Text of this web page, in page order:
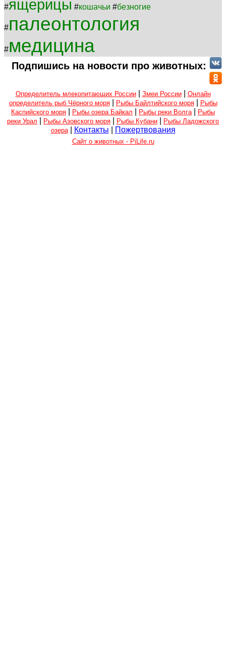
#ящерицы #кошачьи #безногие
#палеонтология
#медицина
Подпишись на новости про животных:
Определитель млекопитающих России| Змеи России| Онлайн
определитель рыб Чёрного моря| Рыбы Байлтийского моря|
Рыбы
Каспийского моря
Рыбы озера Байкал Рыбы реки Волга
Рыбы
реки Урал
Рыбы Азовского моря Рыбы Кубани
Рыбы Ладожского
озера| Контакты Пожертвования
Сайт о животных - PiLife.ru